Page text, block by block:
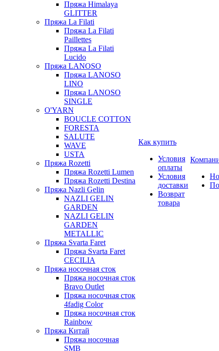
Пряжа Himalaya
GLITTER
Пряжа La Filati
Пряжа La Filati
Paillettes
Пряжа La Filati
Lucido
Пряжа LANOSO
Пряжа LANOSO
LINO
Пряжа LANOSO
SINGLE
O'YARN
BOUCLE COTTON
FORESTA
SALUTE
WAVE
USTA
Пряжа Rozetti
Пряжа Rozetti Lumen
Пряжа Rozetti Destina
Пряжа Nazli Gelin
NAZLI GELIN
GARDEN
NAZLI GELIN
GARDEN
METALLIC
Пряжа Svarta Faret
Пряжа Svarta Faret
CECILIA
Пряжа носочная сток
Пряжа носочная сток
Bravo Outlet
Пряжа носочная сток
4fadig Color
Пряжа носочная сток
Rainbow
Пряжа Китай
Пряжа носочная
SMB
Как купить
Условия
оплаты
Условия
доставки
Возврат
товара